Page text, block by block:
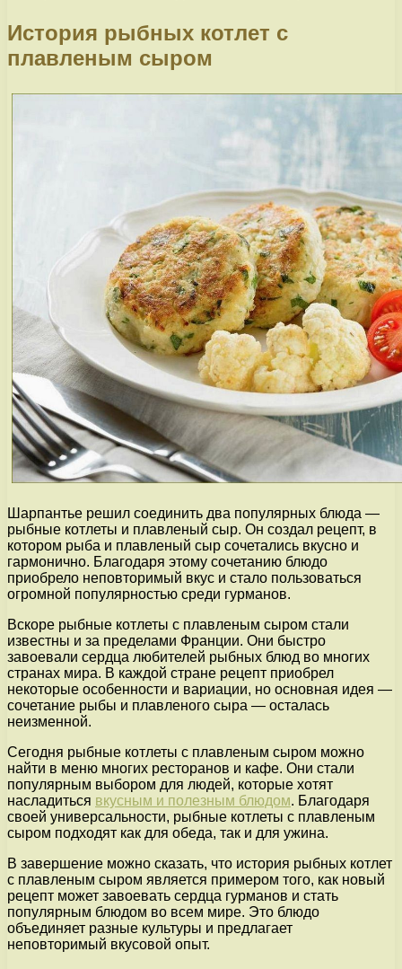
История рыбных котлет с
плавленым сыром
Шарпантье решил соединить два популярных блюда —
рыбные котлеты и плавленый сыр. Он создал рецепт, в
котором рыба и плавленый сыр сочетались вкусно и
гармонично. Благодаря этому сочетанию блюдо
приобрело неповторимый вкус и стало пользоваться
огромной популярностью среди гурманов.
Вскоре рыбные котлеты с плавленым сыром стали
известны и за пределами Франции. Они быстро
завоевали сердца любителей рыбных блюд во многих
странах мира. В каждой стране рецепт приобрел
некоторые особенности и вариации, но основная идея —
сочетание рыбы и плавленого сыра — осталась
неизменной.
Сегодня рыбные котлеты с плавленым сыром можно
найти в меню многих ресторанов и кафе. Они стали
популярным выбором для людей, которые хотят
насладиться вкусным и полезным блюдом. Благодаря
своей универсальности, рыбные котлеты с плавленым
сыром подходят как для обеда, так и для ужина.
В завершение можно сказать, что история рыбных котлет
с плавленым сыром является примером того, как новый
рецепт может завоевать сердца гурманов и стать
популярным блюдом во всем мире. Это блюдо
объединяет разные культуры и предлагает
неповторимый вкусовой опыт.